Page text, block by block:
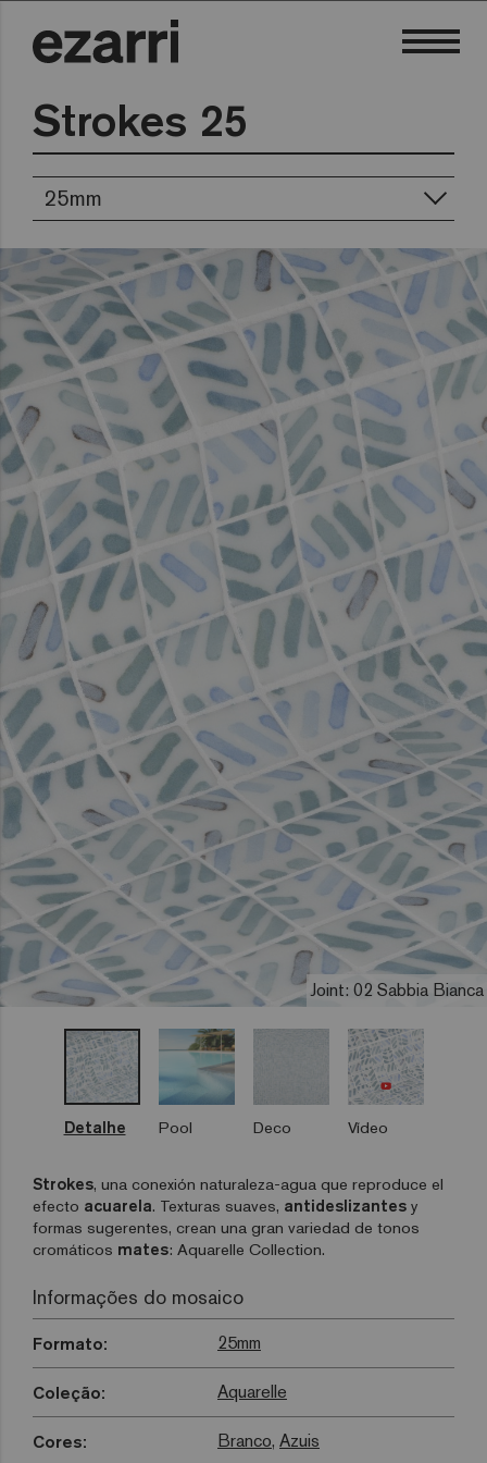
Strokes 25
25mm
Joint: 02 Sabbia Bianca
Detalhe Pool Deco Vídeo
Strokes, una conexión naturaleza-agua que reproduce el
efecto acuarela. Texturas suaves, antideslizantes y
formas sugerentes, crean una gran variedad de tonos
cromáticos mates: Aquarelle Collection.
Informações do mosaico
Formato: 25mm
Coleção: Aquarelle
Cores: Branco, Azuis